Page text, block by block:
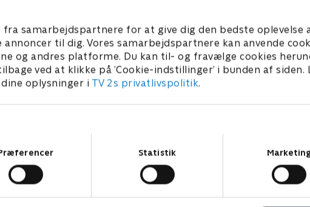
fra samarbejdspartnere for at give dig den bedste oplevelse
til dig. Vores samarbejdspartnere kan anvende
og andres platforme. Du kan til- og fravælge cookies
ved at klikke på ’Cookie-indstillinger’ i bunden af siden.
oplysninger i TV 2s privatlivspolitik.
Statistik
Visions Presents - The Ninth Jedi
1 sæsoner
LEGO filmen 2
2019 • Film • 1 t. 47